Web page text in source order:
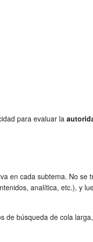
para evaluar la
en cada subtema. No se
analítica, etc.), y
búsqueda de cola